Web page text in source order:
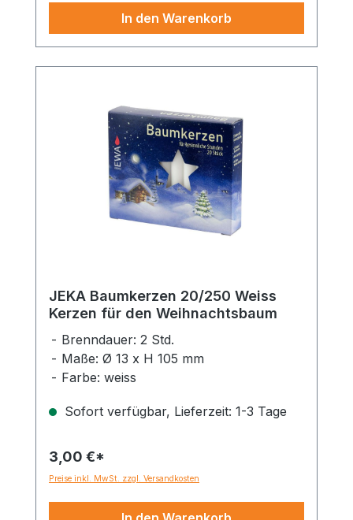
In den Warenkorb
JEKA Baumkerzen 20/250 Weiss
Kerzen für den Weihnachtsbaum
Brenndauer: 2 Std.
Maße: Ø 13 x H 105 mm
Farbe: weiss
Sofort verfügbar, Lieferzeit: 1-3 Tage
3,00 €*
Preise inkl. MwSt. zzgl. Versandkosten